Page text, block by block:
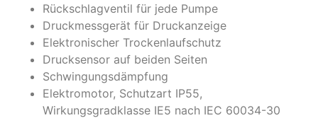
Rückschlagventil für jede Pumpe
Druckmessgerät für Druckanzeige
Elektronischer Trockenlaufschutz
Drucksensor auf beiden Seiten
Schwingungsdämpfung
Elektromotor, Schutzart IP55,
Wirkungsgradklasse IE5 nach IEC 60034-30